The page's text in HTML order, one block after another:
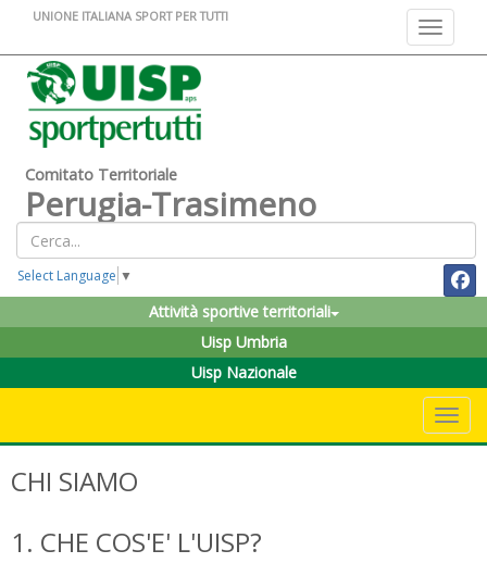
Toggle
UNIONE ITALIANA SPORT PER TUTTI
Comitato Territoriale
Perugia-Trasimeno
Select Language ▼
Attività sportive territoriali
Uisp Umbria
Uisp Nazionale
CHI SIAMO
1. CHE COS'E' L'UISP?